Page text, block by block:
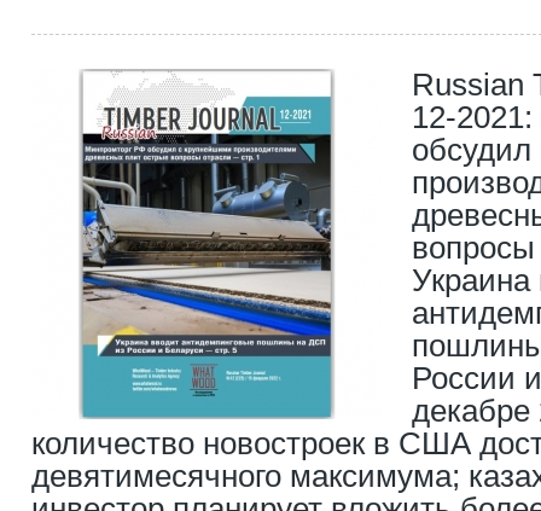
Russian
12-
вопросы
Украина
России
декабре
количество новостроек в США
девятимесячного максимума;